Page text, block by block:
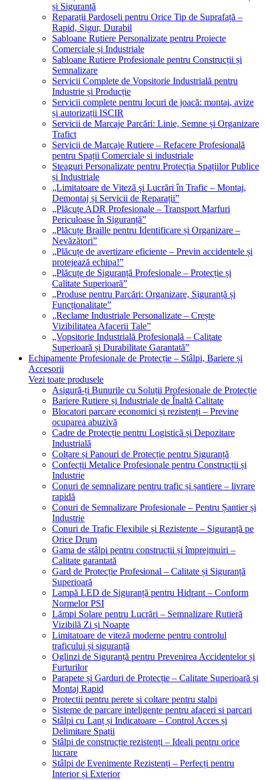
și Siguranță
Reparații Pardoseli pentru Orice Tip de Suprafață –
Rapid, Sigur, Durabil
Sabloane Rutiere Personalizate pentru Proiecte
Comerciale și Industriale
Sabloane Rutiere Profesionale pentru Construcții și
Semnalizare
Servicii Complete de Vopsitorie Industrială pentru
Industrie și Producție
Servicii complete pentru locuri de joacă: montaj, avize
și autorizații ISCIR
Servicii de Marcaje Parcări: Linie, Semne și Organizare
Trafict
Servicii de Marcaje Rutiere – Refacere Profesională
pentru Spații Comerciale si industriale
Steaguri Personalizate pentru Protecția Spațiilor Publice
și Industriale
„Limitatoare de Viteză și Lucrări în Trafic – Montaj,
Demontaj și Servicii de Reparații”
„Plăcuțe ADR Profesionale – Transport Marfuri
Periculoase în Siguranță”
„Plăcuțe Braille pentru Identificare și Organizare –
Nevăzători”
„Plăcuțe de avertizare eficiente – Previn accidentele și
protejează echipa!”
„Plăcuțe de Siguranță Profesionale – Protecție și
Calitate Superioară”
„Produse pentru Parcări: Organizare, Siguranță și
Funcționalitate”
„Reclame Industriale Personalizate – Crește
Vizibilitatea Afacerii Tale”
„Vopsitorie Industrială Profesională – Calitate
Superioară și Durabilitate Garantată”
Echipamente Profesionale de Protecție – Stâlpi, Bariere și
Accesorii
Vezi toate produsele
Asigură-ți Bunurile cu Soluții Profesionale de Protecție
Bariere Rutiere și Industriale de Înaltă Calitate
Blocatori parcare economici și rezistenți – Previne
ocuparea abuzivă
Cadre de Protecție pentru Logistică și Depozitare
Industrială
Colțare și Panouri de Protecție pentru Siguranță
Confecții Metalice Profesionale pentru Construcții și
Industrie
Conuri de semnalizare pentru trafic și șantiere – livrare
rapidă
Conuri de Semnalizare Profesionale – Pentru Șantier și
Industrie
Conuri de Trafic Flexibile și Rezistente – Siguranță pe
Orice Drum
Gama de stâlpi pentru construcții și împrejmuiri –
Calitate garantată
Gard de Protecție Profesional – Calitate și Siguranță
Superioară
Lampă LED de Siguranță pentru Hidrant – Conform
Normelor PSI
Lămpi Solare pentru Lucrări – Semnalizare Rutieră
Vizibilă Zi și Noapte
Limitatoare de viteză moderne pentru controlul
traficului și siguranță
Oglinzi de Siguranță pentru Prevenirea Accidentelor și
Furturilor
Parapete și Garduri de Protecție – Calitate Superioară și
Montaj Rapid
Protectii pentru perete si coltare pentru stalpi
Sisteme de parcare inteligente pentru afaceri si parcari
Stâlpi cu Lanț și Indicatoare – Control Acces și
Delimitare Spații
Stâlpi de construcție rezistenți – Ideali pentru orice
lucrare
Stâlpi de Evenimente Rezistenți – Perfecți pentru
Interior și Exterior